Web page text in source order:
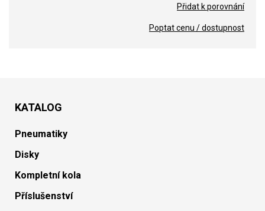
Přidat k porovnání
Poptat cenu / dostupnost
KATALOG
Pneumatiky
Disky
Kompletní kola
Příslušenství